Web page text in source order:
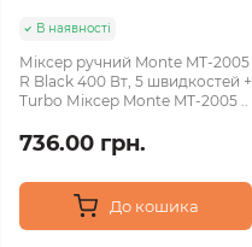
В наявності
Міксер ручний Monte MT-2005
R Black 400 Вт, 5 швидкостей +
Turbo Міксер Monte MT-2005 ..
736.00 грн.
До кошика